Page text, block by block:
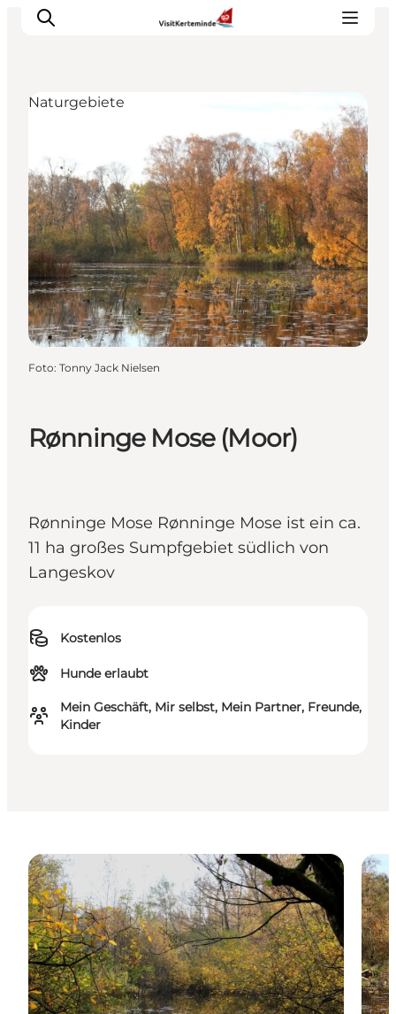
Sehenswürdigkeiten
Aktivitäten
Essen und trinken
Unterkünfte
Reiseplanung
Veranstaltungen
Rønninge Mose (Moor)
Rønninge Mose Rønninge Mose ist ein ca.
11 ha großes Sumpfgebiet südlich von
Langeskov
Kostenlos
Hunde erlaubt
Mein Geschäft, Mir selbst, Mein Partner, Freunde,
Kinder
Naturgebiete
Foto: Tonny Jack Nielsen